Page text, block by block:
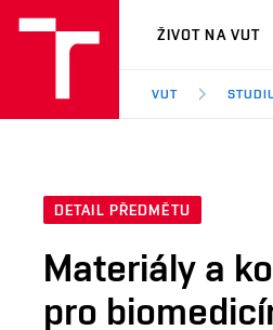
VUT
ŽIVOT NA VUT
VUT
DETAIL PŘEDMĚTU
Materiály a
pro